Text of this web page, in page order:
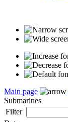
Main page
Submarines
Filter